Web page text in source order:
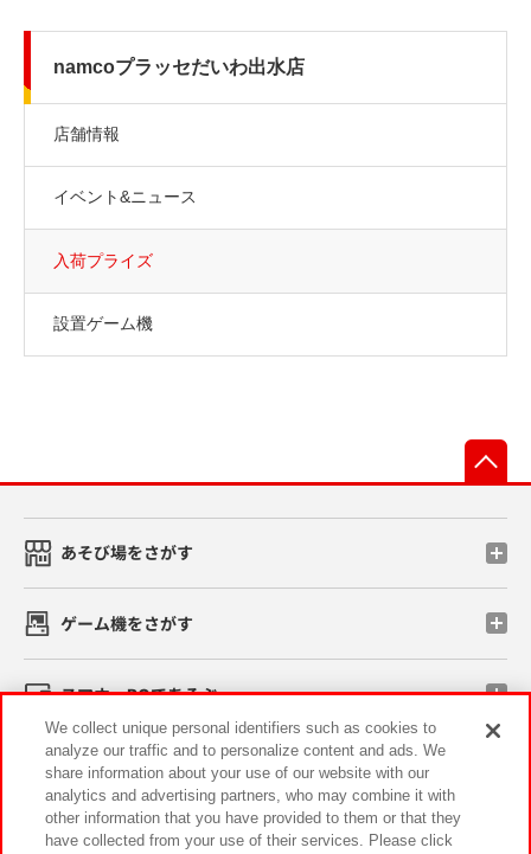
namcoプラッセだいわ出水店
店舗情報
イベント&ニュース
入荷プライズ
設置ゲーム機
あそび場をさがす
ゲーム機をさがす
スマホ・PCであそぶ
イベント・キャンペーン
We collect unique personal identifiers such as cookies to
analyze our traffic and to personalize content and ads. We
share information about your use of our website with our
analytics and advertising partners, who may combine it with
other information that you have provided to them or that they
have collected from your use of their services. Please click